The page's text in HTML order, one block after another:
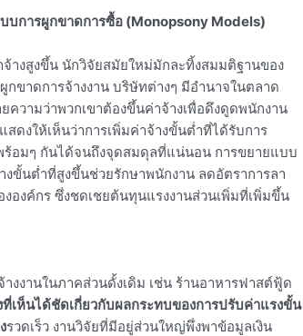
บการผูกขาดการซื้อ (Monopsony Models)
จ้างสูงขึ้น นักวิจัยสมัยใหม่มักละทิ้งสมมติฐานของ
ขาดการจ้างงาน บริษัทต่างๆ มีอำนาจในตลาด
วามว่าพวกเขาต้องขึ้นค่าจ้างเพื่อดึงดูดพนักงาน
ดงให้เห็นว่าการเพิ่มค่าจ้างขั้นต่ำที่ได้รับการ
ร้อมๆ กันได้จนถึงจุดสมดุลที่แน่นอน การขยายแบบ
งขั้นต่ำที่สูงขึ้นช่วยรักษาพนักงาน ลดอัตราการลา
งค์กร ซึ่งชดเชยต้นทุนแรงงานส่วนเพิ่มที่เพิ่มขึ้น
งงานในภาคส่วนดั้งเดิม เช่น ร้านอาหารฟาสต์ฟู้ด
ที่เห็นได้ชัดเกี่ยวกับผลกระทบของการปรับค่าแรงขั้น
รวดเร็ว งานวิจัยที่มีอยู่ส่วนใหญ่พึ่งพาข้อมูลเงิน